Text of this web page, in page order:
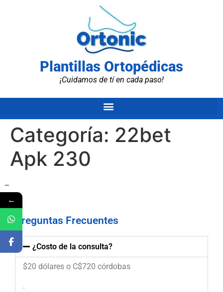
Plantillas Ortopédicas
¡Cuidamos de tí en cada paso!
Categoría: 22bet
Apk 230
–
Preguntas Frecuentes
¿Costo de la consulta?
$20 dólares o C$720 córdobas
.
←